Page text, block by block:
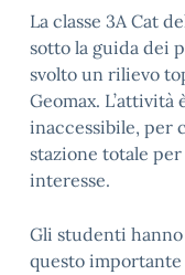
La classe 3A Cat
sotto la guida dei
svolto un rilievo
Geomax.
inaccessibile, per
stazione totale
interesse.
Gli studenti
questo